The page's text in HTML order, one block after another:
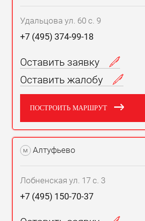
Удальцова ул. 60 с. 9
+7 (495) 374-99-18
Оставить заявку
Оставить жалобу
ПОСТРОИТЬ МАРШРУТ
м Алтуфьево
Лобненская ул. 17 с. 3
+7 (495) 150-70-37